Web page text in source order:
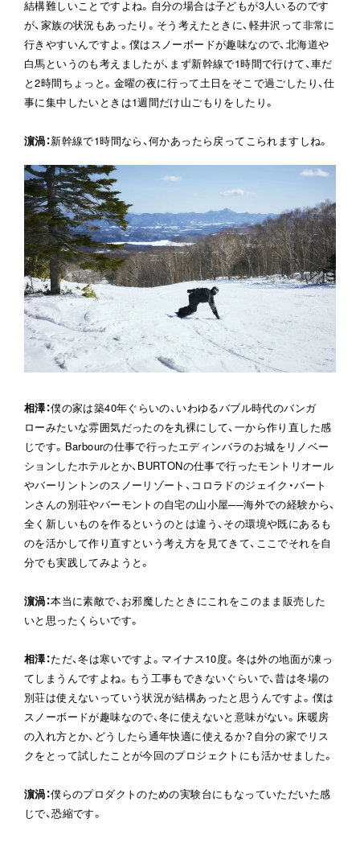
結構難しいことですよね。自分の場合は子どもが3人いるのです
が、家族の状況もあったり。そう考えたときに、軽井沢って非常に
行きやすいんですよ。僕はスノーボードが趣味なので、北海道や
白馬というのも考えましたが、まず新幹線で1時間で行けて、車だ
と2時間ちょっと。金曜の夜に行って土日をそこで過ごしたり、仕
事に集中したいときは1週間だけ山ごもりをしたり。
濵渦：新幹線で1時間なら、何かあったら戻ってこられますしね。
相澤：僕の家は築40年ぐらいの、いわゆるバブル時代のバンガ
ローみたいな雰囲気だったのを丸裸にして、一から作り直した感
じです。Barbourの仕事で行ったエディンバラのお城をリノベー
ションしたホテルとか、BURTONの仕事で行ったモントリオール
やバーリントンのスノーリゾート、コロラドのジェイク・バート
ンさんの別荘やバーモントの自宅の山小屋──海外での経験から、
全く新しいものを作るというのとは違う、その環境や既にあるも
のを活かして作り直すという考え方を見てきて、ここでそれを自
分でも実践してみようと。
濵渦：本当に素敵で、お邪魔したときにこれをこのまま販売した
いと思ったくらいです。
相澤：ただ、冬は寒いですよ。マイナス10度。冬は外の地面が凍っ
てしまうんですよね。もう工事もできないぐらいで、昔は冬場の
別荘は使えないっていう状況が結構あったと思うんですよ。僕は
スノーボードが趣味なので、冬に使えないと意味がない。床暖房
の入れ方とか、どうしたら通年快適に使えるか？自分の家でリス
クをとって試したことが今回のプロジェクトにも活かせました。
濵渦：僕らのプロダクトのための実験台にもなっていただいた感
じで、恐縮です。